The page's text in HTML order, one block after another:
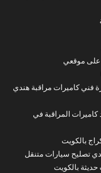
موقعي
فني كاميرات مراقبة هندي
المراقبة في
بالكويت
تصليح سيارات متنقل
بالكويت